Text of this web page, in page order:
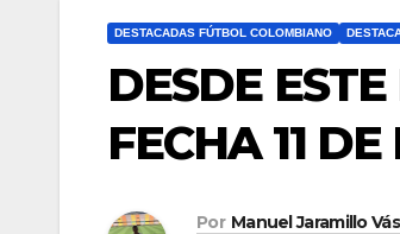
DESTACADAS FÚTBOL COLOMBIANO
DESDE
FECHA 11
Por Manuel Jaramillo